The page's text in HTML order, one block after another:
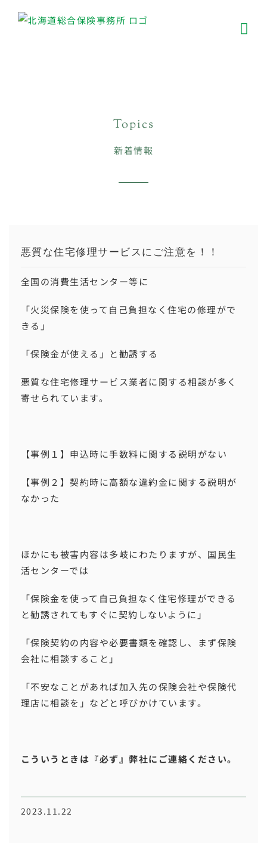
Topics
新着情報
悪質な住宅修理サービスにご注意を！！
全国の消費生活センター等に
「火災保険を使って自己負担なく住宅の修理がで
きる」
「保険金が使える」と勧誘する
悪質な住宅修理サービス業者に関する相談が多く
寄せられています。
【事例１】申込時に手数料に関する説明がない
【事例２】契約時に高額な違約金に関する説明が
なかった
ほかにも被害内容は多岐にわたりますが、国民生
活センターでは
「保険金を使って自己負担なく住宅修理ができる
と勧誘されてもすぐに契約しないように」
「保険契約の内容や必要書類を確認し、まず保険
会社に相談すること」
「不安なことがあれば加入先の保険会社や保険代
理店に相談を」などと呼びかけています。
こういうときは『必ず』弊社にご連絡ください。
2023.11.22